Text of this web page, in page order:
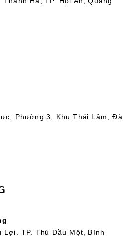
Phường 3, Khu Thái Lâm, Đà
Lợi. TP. Thủ Dầu Một, Bình